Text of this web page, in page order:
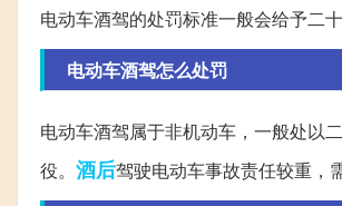
电动车酒驾的处罚标准一般会给予二
电动车酒驾怎么处罚
电动车酒驾属于非机动车，一般处以
役。 酒后驾驶电动车事故责任较重，